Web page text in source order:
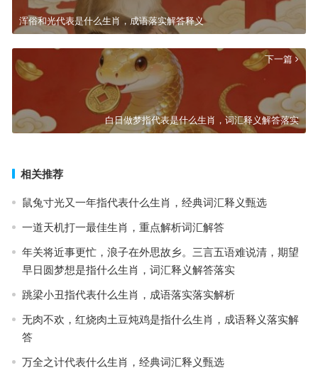
浑俗和光代表是什么生肖，成语落实解答释义
下一篇
白日做梦指代表是什么生肖，词汇释义解答落实
相关推荐
鼠兔寸光又一年指代表什么生肖，经典词汇释义甄选
一道天机打一最佳生肖，重点解析词汇解答
年关将近事更忙，浪子在外思故乡。三言五语难说清，期望
早日圆梦想是指什么生肖，词汇释义解答落实
跳梁小丑指代表什么生肖，成语落实落实解析
无肉不欢，红烧肉土豆炖鸡是指什么生肖，成语释义落实解
答
万全之计代表什么生肖，经典词汇释义甄选